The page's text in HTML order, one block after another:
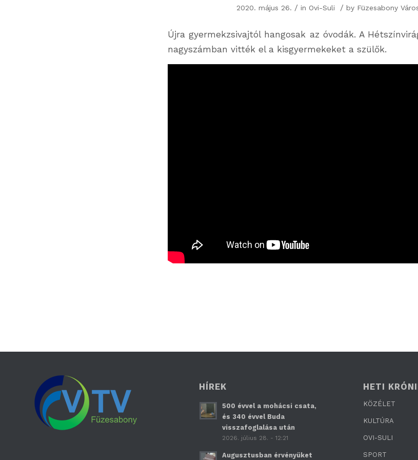
2020. május 26. / in Ovi-Suli / by Füzesabony
Újra gyermekzsivajtól hangosak az óvodák. A
nagyszámban vitték el a kisgyermekeket a szülők.
HÍREK
500 évvel a mohácsi csata,
és 340 évvel Buda
visszafoglalása után
2026. július 28. - 12:21
Augusztusban érvényüket
HETI
KÖZÉLET
KULTÚRA
OVI-SULI
SPORT